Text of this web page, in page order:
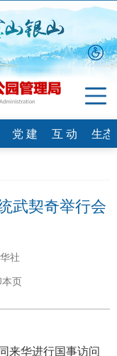
党 建 互 动
生
武契奇举行会
社
页
来华进行国事访问